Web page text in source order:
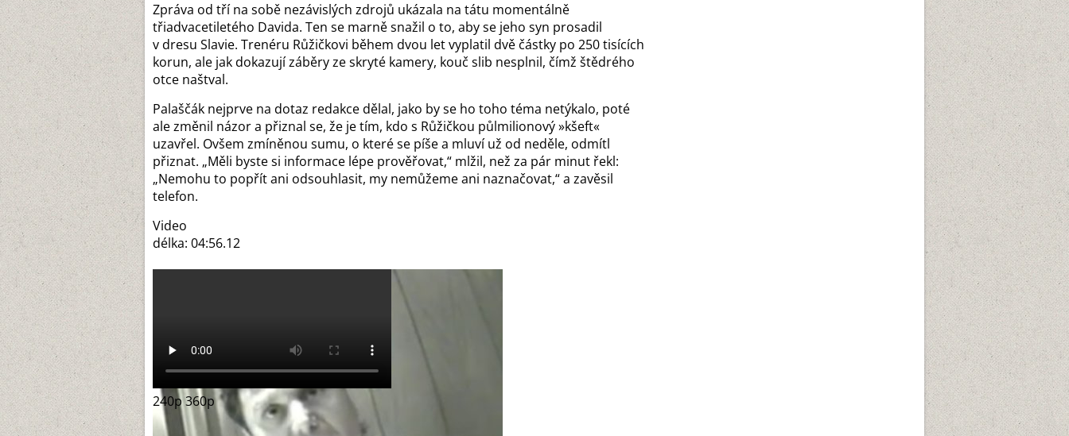
Zpráva od tří na sobě nezávislých zdrojů ukázala na tátu momentálně
třiadvacetiletého Davida. Ten se marně snažil o to, aby se jeho syn prosadil
v dresu Slavie. Trenéru Růžičkovi během dvou let vyplatil dvě částky po 250 tisících
korun, ale jak dokazují záběry ze skryté kamery, kouč slib nesplnil, čímž štědrého
otce naštval.
Palaščák nejprve na dotaz redakce dělal, jako by se ho toho téma netýkalo, poté
ale změnil názor a přiznal se, že je tím, kdo s Růžičkou půlmilionový »kšeft«
uzavřel. Ovšem zmíněnou sumu, o které se píše a mluví už od neděle, odmítl
přiznat. „Měli byste si informace lépe prověřovat,“ mlžil, než za pár minut řekl:
„Nemohu to popřít ani odsouhlasit, my nemůžeme ani naznačovat,“ a zavěsil
telefon.
Video
délka: 04:56.12
240p 360p